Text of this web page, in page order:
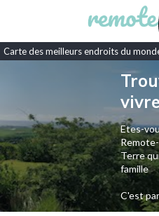
Carte des meilleurs endroits du
Etes-
Terre
famille
C'est